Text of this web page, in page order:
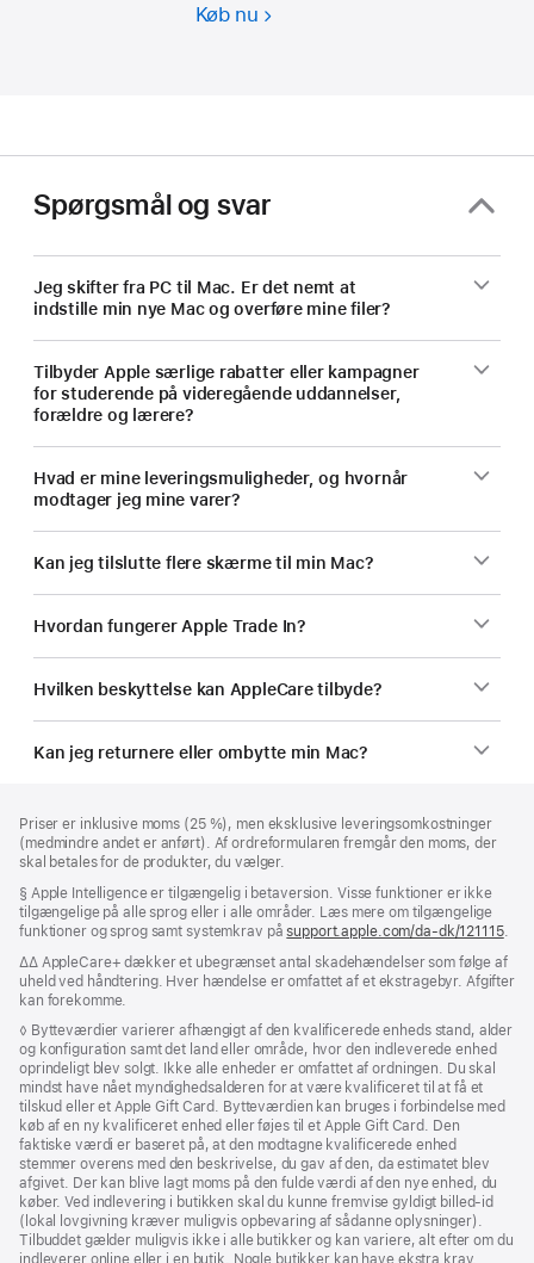
Køb nu Studerende
på
ny
Mac.
Spørgsmål og svar
Jeg skifter fra PC til Mac. Er det nemt at
indstille min nye Mac og overføre mine filer?
Tilbyder Apple særlige rabatter eller kampagner
for studerende på videregående uddannelser,
forældre og lærere?
Hvad er mine leveringsmuligheder, og hvornår
modtager jeg mine varer?
Kan jeg tilslutte flere skærme til min Mac?
Hvordan fungerer Apple Trade In?
Hvilken beskyttelse kan AppleCare tilbyde?
Kan jeg returnere eller ombytte min Mac?
Priser er inklusive moms (25 %), men eksklusive leveringsomkostninger
(medmindre andet er anført). Af ordreformularen fremgår den moms, der
skal betales for de produkter, du vælger.
Fodnote
§ Apple Intelligence er tilgængelig i betaversion. Visse funktioner er ikke
tilgængelige på alle sprog eller i alle områder. Læs mere om tilgængelige
funktioner og sprog samt systemkrav påsupport.apple.com/da-dk/121115
et
nyt
.
Fodnote
∆∆ AppleCare+ dækker et ubegrænset antal skadehændelser som følge af
uheld ved håndtering. Hver hændelse er omfattet af et ekstragebyr. Afgifter
kan forekomme.
Fodnote
◊ Bytteværdier varierer afhængigt af den kvalificerede enheds stand, alder
og konfiguration samt det land eller område, hvor den indleverede enhed
oprindeligt blev solgt. Ikke alle enheder er omfattet af ordningen. Du skal
mindst have nået myndighedsalderen for at være kvalificeret til at få et
tilskud eller et Apple Gift Card. Bytteværdien kan bruges i forbindelse med
køb af en ny kvalificeret enhed eller føjes til et Apple Gift Card. Den
faktiske værdi er baseret på, at den modtagne kvalificerede enhed
stemmer overens med den beskrivelse, du gav af den, da estimatet blev
afgivet. Der kan blive lagt moms på den fulde værdi af den nye enhed, du
køber. Ved indlevering i butikken skal du kunne fremvise gyldigt billed-id
(lokal lovgivning kræver muligvis opbevaring af sådanne oplysninger).
Tilbuddet gælder muligvis ikke i alle butikker og kan variere, alt efter om du
indleverer online eller i en butik. Nogle butikker kan have ekstra krav.